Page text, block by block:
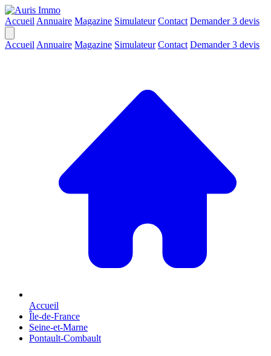
Accueil Annuaire Magazine Simulateur Contact Demander 3 devis
Accueil Annuaire Magazine Simulateur Contact Demander 3 devis
Accueil
Île-de-France
Seine-et-Marne
Pontault-Combault